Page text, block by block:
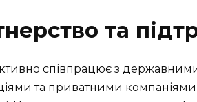
та
співпрацює з
та приватними